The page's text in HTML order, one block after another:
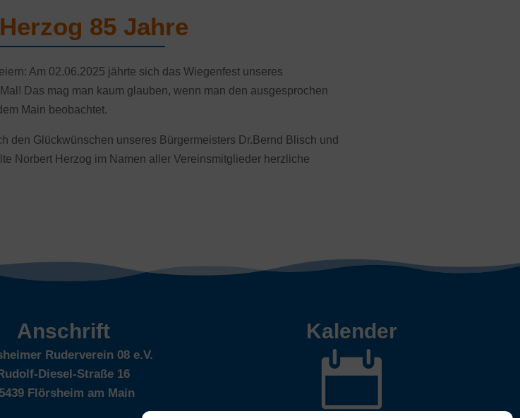
85 Jahre
Am 02.06.2025 jährte sich das Wiegenfest unseres
Das mag man kaum glauben, wenn man den ausgesprochen
Main beobachtet.
den Glückwünschen unseres Bürgermeisters Dr.Bernd Blisch und
Norbert Herzog im Namen aller Vereinsmitglieder herzliche
Anschrift
Ruderverein 08 e.V.
Diesel-Straße 16
Flörsheim am Main
Kalender
